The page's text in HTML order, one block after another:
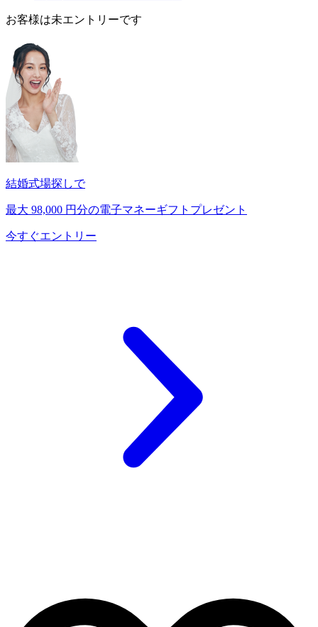
お客様は未エントリーです
結婚式場探しで
最大 98,000 円分の電子マネーギフトプレゼント
今すぐエントリー